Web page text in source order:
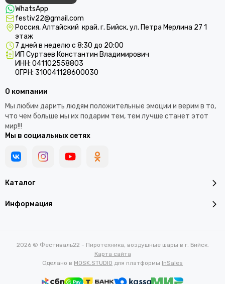
WhatsApp
festiv22@gmail.com
Россия, Алтайский край, г. Бийск, ул. Петра Мерлина 27 1
этаж
7 дней в неделю с 8:30 до 20:00
ИП Суртаев Константин Владимирович
ИНН: 041102558803
ОГРН: 310041128600030
Каталог
Информация
О компании
Мы любим дарить людям положительные эмоции и верим в то,
что чем больше мы их подарим тем, тем лучше станет этот
мир!!!
Мы в социальных сетях
2026 © Фестиваль22 - Пиротехника, воздушные шары в г. Бийск.
Карта сайта
Сделано в MOSK.STUDIO для платформы InSales